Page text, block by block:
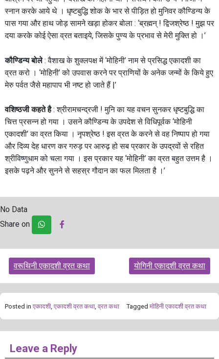
स्नान करके आये थे । धृष्टबुद्धि शोक के भार से पीड़ित हो मुनिवर कौण्डिन्य के
पास गया और हाथ जोड़ सामने खड़ा होकर बोला : ‘ब्रह्मन् ! द्विजश्रेष्ठ ! मुझ पर
दया करके कोई ऐसा व्रत बताइये, जिसके पुण्य के प्रभाव से मेरी मुक्ति हो ।’
कौण्डिन्य बोले: वैशाख के शुक्लपक्ष में ‘मोहिनी’ नाम से प्रसिद्ध एकादशी का
व्रत करो । ‘मोहिनी’ को उपवास करने पर प्राणियों के अनेक जन्मों के किये हुए
मेरु पर्वत जैसे महापाप भी नष्ट हो जाते हैं |’
वशिष्ठजी कहते है: श्रीरामचन्द्रजी ! मुनि का यह वचन सुनकर धृष्टबुद्धि का
चित्त प्रसन्न हो गया । उसने कौण्डिन्य के उपदेश से विधिपूर्वक ‘मोहिनी
एकादशी’ का व्रत किया । नृपश्रेष्ठ ! इस व्रत के करने से वह निष्पाप हो गया
और दिव्य देह धारण कर गरुड़ पर आरुढ़ हो सब प्रकार के उपद्रवों से रहित
श्रीविष्णुधाम को चला गया । इस प्रकार यह ‘मोहिनी’ का व्रत बहुत उत्तम है ।
इसके पढ़ने और सुनने से सहस्र गौदान का फल मिलता है ।’
No Data
Share on
Post
navigation
वरूथिनी एकादशी व्रत कथा योगिनी एकादशी व्रत कथा
Posted in एकादशी, एकादशी व्रत कथा, व्रत कथा Tagged मोहिनी एकादशी व्रत कथा
Leave a Reply